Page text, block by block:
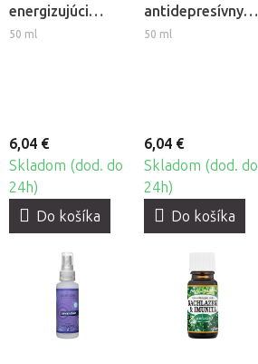
energizujúci
aroma airspray -
50 ml
6,04 €
Skladom (dod. do
24h)
Do košíka
antidepresívny
aroma airspray -
50 ml
6,04 €
Skladom (dod. do
24h)
Do košíka